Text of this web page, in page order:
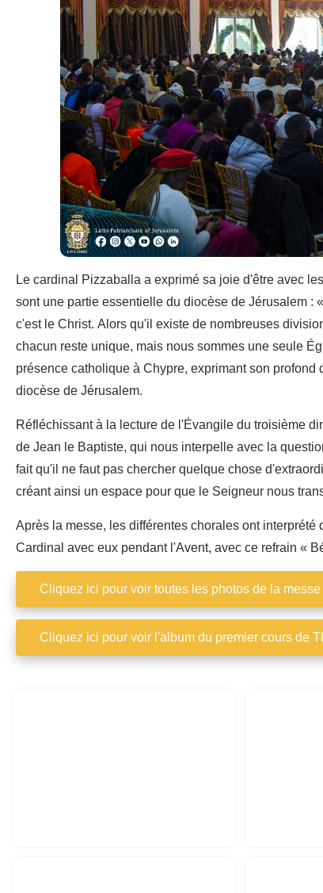
Le cardinal Pizzaballa a exprimé sa joie d'être avec
sont une partie essentielle du diocèse de Jérusalem
c'est le Christ. Alors qu'il existe de nombreuses
chacun reste unique, mais nous sommes une seule
présence catholique à Chypre, exprimant son
diocèse de Jérusalem.
Réfléchissant à la lecture de l'Évangile du troisième
de Jean le Baptiste, qui nous interpelle avec la
fait qu'il ne faut pas chercher quelque chose
créant ainsi un espace pour que le Seigneur nous
Après la messe, les différentes chorales ont
Cardinal avec eux pendant l'Avent, avec ce refrain «
Cliquez ici pour voir toutes les photos de la messe
Cliquez ici pour voir l'album du premier cours de